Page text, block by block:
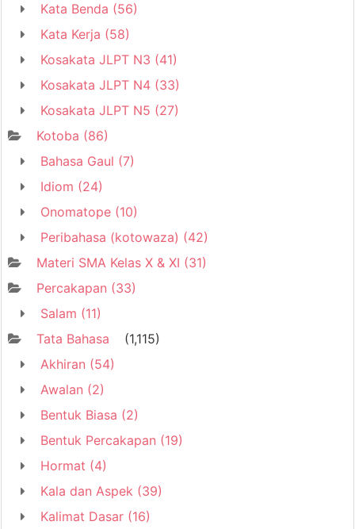
Kata Benda (56)
Kata Kerja (58)
Kosakata JLPT N3 (41)
Kosakata JLPT N4 (33)
Kosakata JLPT N5 (27)
Kotoba (86)
Bahasa Gaul (7)
Idiom (24)
Onomatope (10)
Peribahasa (kotowaza) (42)
Materi SMA Kelas X & XI (31)
Percakapan (33)
Salam (11)
Tata Bahasa
(1,115)
Akhiran (54)
Awalan (2)
Bentuk Biasa (2)
Bentuk Percakapan (19)
Hormat (4)
Kala dan Aspek (39)
Kalimat Dasar (16)